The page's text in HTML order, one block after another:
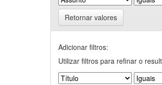
Retornar valores
Adicionar filtros:
Utilizar filtros para refinar o